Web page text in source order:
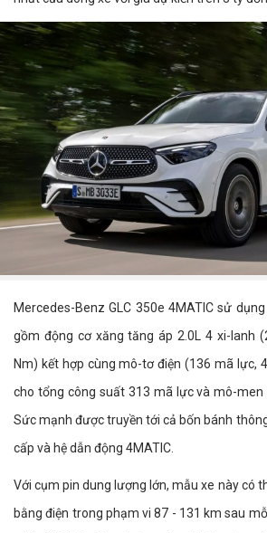
Mercedes-Benz GLC 350e 4MATIC sử
gồm động cơ xăng tăng áp 2.0L 4 xi-lanh
Nm) kết hợp cùng mô-tơ điện (136 mã lực,
cho tổng công suất 313 mã lực và mô-men
Sức mạnh được truyền tới cả bốn bánh
cấp và hệ dẫn động 4MATIC.
Với cụm pin dung lượng lớn, mẫu xe này có
bằng điện trong phạm vi 87 - 131 km sau